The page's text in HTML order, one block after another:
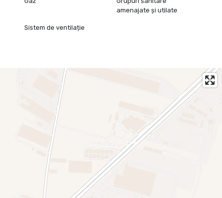
amenajate și utilate
Sistem de ventilație